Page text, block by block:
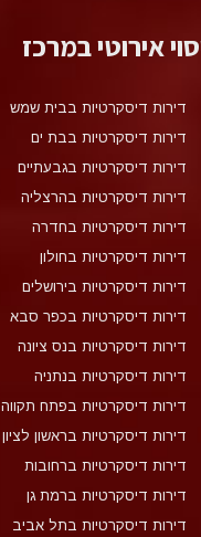
אירוטי במרכז
דירות דיסקרטיות בבית שמש
דירות דיסקרטיות בבת ים
דירות דיסקרטיות בגבעתיים
דירות דיסקרטיות בהרצליה
דירות דיסקרטיות בחדרה
דירות דיסקרטיות בחולון
דירות דיסקרטיות בירושלים
דירות דיסקרטיות בכפר סבא
דירות דיסקרטיות בנס ציונה
דירות דיסקרטיות בנתניה
דירות דיסקרטיות בפתח תקווה
דירות דיסקרטיות בראשון לציון
דירות דיסקרטיות ברחובות
דירות דיסקרטיות ברמת גן
דירות דיסקרטיות בתל אביב